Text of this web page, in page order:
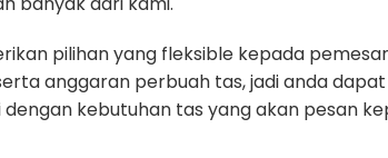
pilihan yang fleksible kepada
anggaran perbuah tas, jadi anda
dengan kebutuhan tas yang akan pesan